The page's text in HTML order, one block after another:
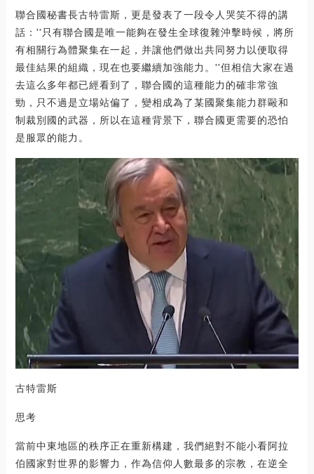
聯合國秘書長古特雷斯，更是發表了一段令人哭笑不得的講
話：''只有聯合國是唯一能夠在發生全球復雜沖擊時候，將所
有相關行為體聚集在一起，并讓他們做出共同努力以便取得
最佳結果的組織，現在也要繼續加強能力。''但相信大家在過
去這么多年都已經看到了，聯合國的這種能力的確非常強
勁，只不過是立場站偏了，變相成為了某國聚集能力群毆和
制裁別國的武器，所以在這種背景下，聯合國更需要的恐怕
是服眾的能力。
古特雷斯
思考
當前中東地區的秩序正在重新構建，我們絕對不能小看阿拉
伯國家對世界的影響力，作為信仰人數最多的宗教，在逆全